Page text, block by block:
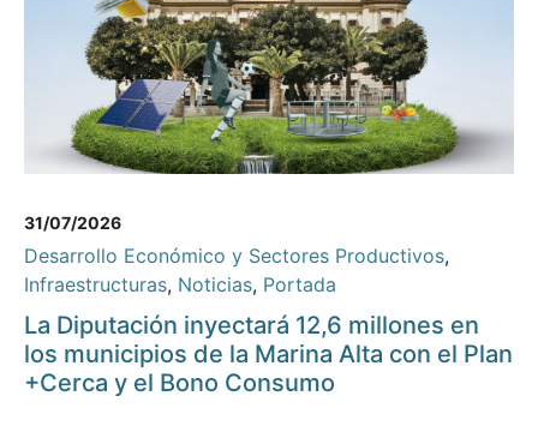
31/07/2026
Desarrollo Económico y Sectores Productivos,
Infraestructuras, Noticias, Portada
La Diputación inyectará 12,6 millones en
los municipios de la Marina Alta con el Plan
+Cerca y el Bono Consumo